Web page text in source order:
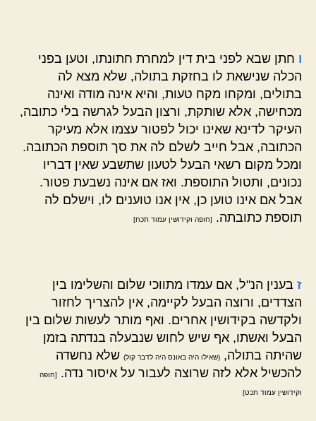
ו חתן שבא לפני בית דין למחרת חתונתו, וטען בפני
הכלה שנישאת לו בחזקת בתולה, שלא מצא לה
בתולים, ומקחו מקח טעות, והיא אינה מודה ואינה
מכחישה, אלא שותקת, ורצון הבעל לגרשה בלי כתובה,
העיקר לדינא שאינו יכול לפטור עצמו אלא מעיקר
הכתובה, אבל חייב לשלם לה את סך תוספת הכתובה.
ומכל מקום רשאי הבעל לטעון שתשבע שאין דבריו
נכונים, ותטול התוספת. ואז אם אינה נשבעת פטור.
אבל אם אינו טוען כן, אין אנו טוענים לו, וישלם לה
תוספת כתובתה.
[חופה וקידושין עמוד תכח]
ז בענין הנ"ל, אם עמדו מתווכי שלום והשלימו בין
הצדדים, ורוצה הבעל לקיימה, אין להצריך לחזור
ולקדשה בקידושין אחרים. ואף מותר לעשות שלום בין
הבעל ואשתו, אף שיש לחוש שנבעלה בנדתה בזמן
שהיתה בתולה, (שאילו היה באונס היה לדבר קול) שלא נחשדה
להכשיל אלא לזה שרוצה לעבור על איסור נדה.
[חופה
וקידושין עמוד תכט]